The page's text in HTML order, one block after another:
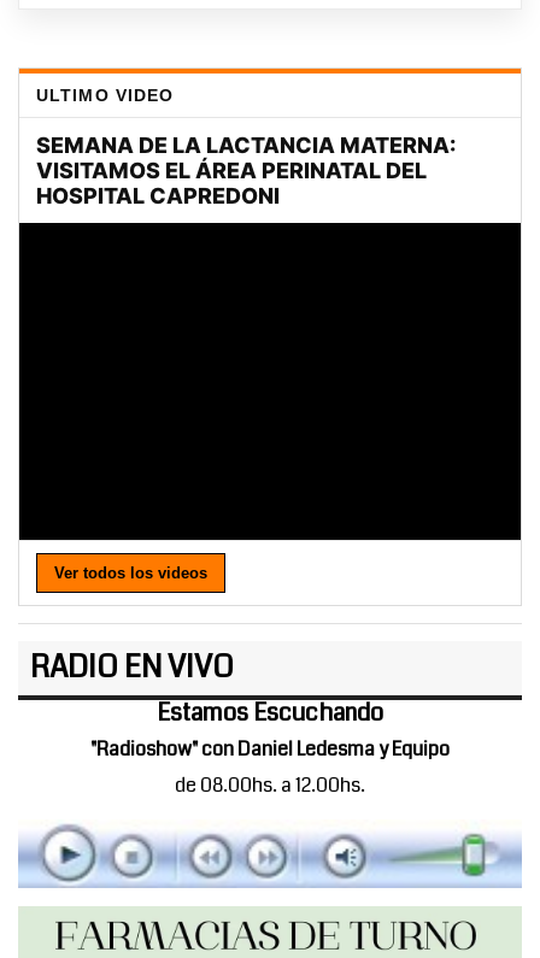
ULTIMO VIDEO
Ver todos los videos
RADIO EN VIVO
Estamos Escuchando
"Radioshow" con Daniel Ledesma y Equipo
de 08.00hs. a 12.00hs.